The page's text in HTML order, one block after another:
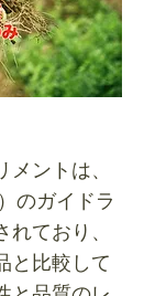
ントは、
のガイドラ
ており、
と比較して